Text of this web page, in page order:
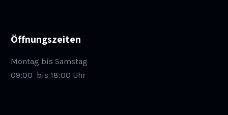
Öffnungszeiten
Montag bis Samstag
09:00 bis 18:00 Uhr